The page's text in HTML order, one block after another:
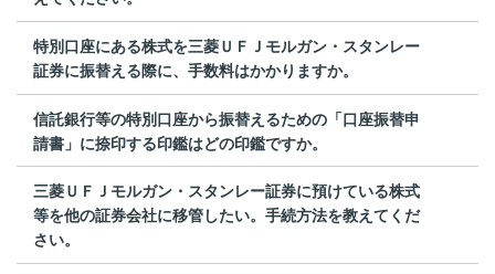
特別口座にある株式を三菱ＵＦＪモルガン・スタンレー
証券に振替える際に、手数料はかかりますか。
信託銀行等の特別口座から振替えるための「口座振替申
請書」に捺印する印鑑はどの印鑑ですか。
三菱ＵＦＪモルガン・スタンレー証券に預けている株式
等を他の証券会社に移管したい。手続方法を教えてくだ
さい。